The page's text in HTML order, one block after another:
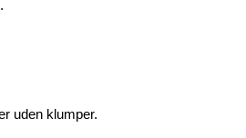
uden klumper.